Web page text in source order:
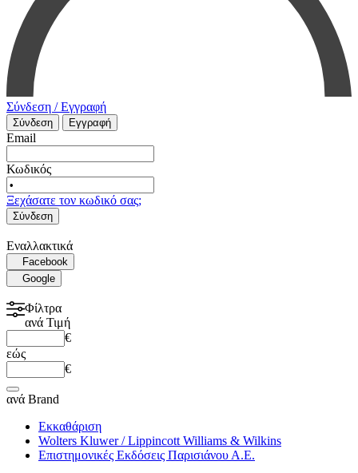
Σύνδεση / Εγγραφή
Σύνδεση Εγγραφή
Email
Κωδικός
Ξεχάσατε τον κωδικό σας;
Σύνδεση
Εναλλακτικά
Facebook
Google
Φίλτρα
ανά Τιμή
€
εώς
€
ανά Brand
Εκκαθάριση
Wolters Kluwer / Lippincott Williams & Wilkins
Επιστημονικές Εκδόσεις Παρισιάνου Α.Ε.